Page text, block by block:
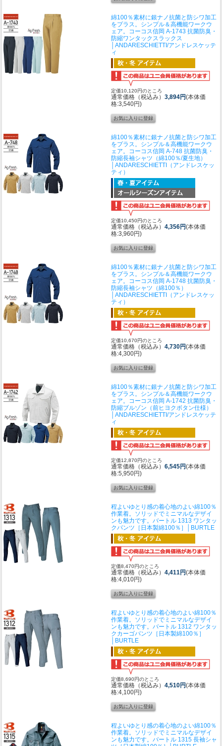
綿100％素材に銀ナノ抗菌と防シワ加工
をプラス。シンプル＆高機能ワークウ
ェア。 コーコス信岡 A-1743 抗菌防臭・
防縮ワンタックスラックス
│ANDARESCHIETTI/アンドレスケッテ
ィ
定価10,120円のところ
通常価格（税込み） 3,894円(本体価
格:3,540円)
綿100％素材に銀ナノ抗菌と防シワ加工
をプラス。シンプル＆高機能ワークウ
ェア。 コーコス信岡 A-748 抗菌防臭・
防縮長袖シャツ（綿100％/夏生地）
│ANDARESCHIETTI（アンドレスケッ
ティ）
定価10,450円のところ
通常価格（税込み） 4,356円(本体価
格:3,960円)
綿100％素材に銀ナノ抗菌と防シワ加工
をプラス。シンプル＆高機能ワークウ
ェア。 コーコス信岡 A-1748 抗菌防臭・
防縮長袖シャツ（綿100％）
│ANDARESCHIETTI（アンドレスケッ
ティ）
定価10,670円のところ
通常価格（税込み） 4,730円(本体価
格:4,300円)
綿100％素材に銀ナノ抗菌と防シワ加工
をプラス。シンプル＆高機能ワークウ
ェア。 コーコス信岡 A-1742 抗菌防臭・
防縮ブルゾン（前ヒヨクボタン仕様）
│ANDARESCHIETTI/アンドレスケッテ
ィ
定価12,870円のところ
通常価格（税込み） 6,545円(本体価
格:5,950円)
程よいゆとり感の着心地のよい綿100％
作業着。ソリッドでミニマルなデザイ
ンも魅力です。 バートル 1313 ワンタッ
クパンツ［日本製綿100％］│BURTLE
定価8,470円のところ
通常価格（税込み） 4,411円(本体価
格:4,010円)
程よいゆとり感の着心地のよい綿100％
作業着。ソリッドでミニマルなデザイ
ンも魅力です。 バートル 1312 ワンタッ
クカーゴパンツ［日本製綿100％］
│BURTLE
定価8,690円のところ
通常価格（税込み） 4,510円(本体価
格:4,100円)
程よいゆとり感の着心地のよい綿100％
作業着。ソリッドでミニマルなデザイ
ンも魅力です。 バートル 1315 長袖シャ